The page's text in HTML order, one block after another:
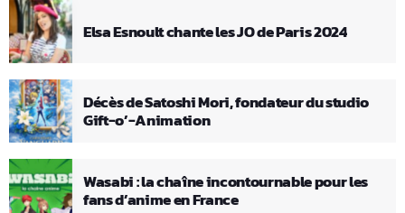
Elsa Esnoult chante les JO de Paris 2024
Décès de Satoshi Mori, fondateur du studio
Gift-o’-Animation
Wasabi : la chaîne incontournable pour les
fans d’anime en France